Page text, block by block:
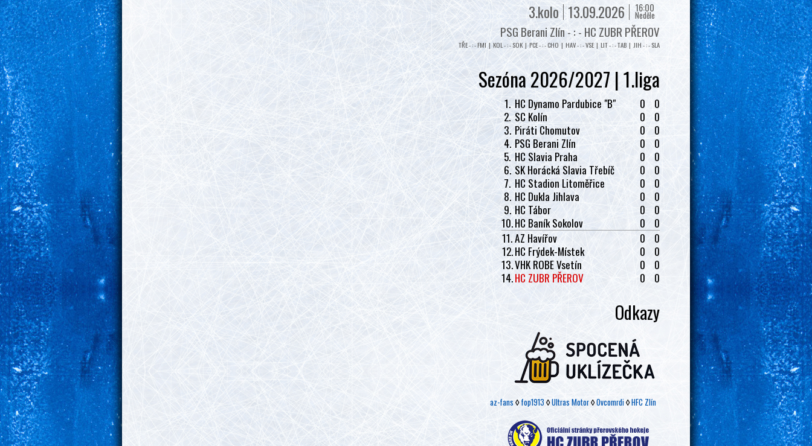
16:00
Neděle
13.09.2026
3.kolo
PSG Berani Zlín - : - HC ZUBR PŘEROV
TŘE - : - FMI | KOL - : - SOK | PCE - : - CHO | HAV - : - VSE | LIT - : - TAB | JIH - : - SLA
Sezóna 2026/2027 | 1.liga
1. HC Dynamo Pardubice "B" 0
0
2. SC Kolín 0
0
3. Piráti Chomutov 0
0
4. PSG Berani Zlín 0
0
5. HC Slavia Praha 0
0
6. SK Horácká Slavia Třebíč 0
0
7. HC Stadion Litoměřice 0
0
8. HC Dukla Jihlava 0
0
9. HC Tábor 0
0
10.HC Baník Sokolov 0
0
11.AZ Havířov 0
0
12.HC Frýdek-Místek 0
0
13.VHK ROBE Vsetín 0
0
14.HC ZUBR PŘEROV 0 0
Odkazy
az-fans ◊fop1913 ◊Ultras Motor◊Ovcomrdi◊HFC Zlín